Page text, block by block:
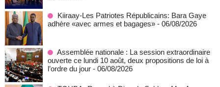
Kiiraay-Les Patriotes Républicains: Bara Gaye
adhère «avec armes et bagages» - 06/08/2026
Assemblée nationale : La session extraordinaire
ouverte ce lundi 10 août, deux propositions de loi à
l’ordre du jour - 06/08/2026